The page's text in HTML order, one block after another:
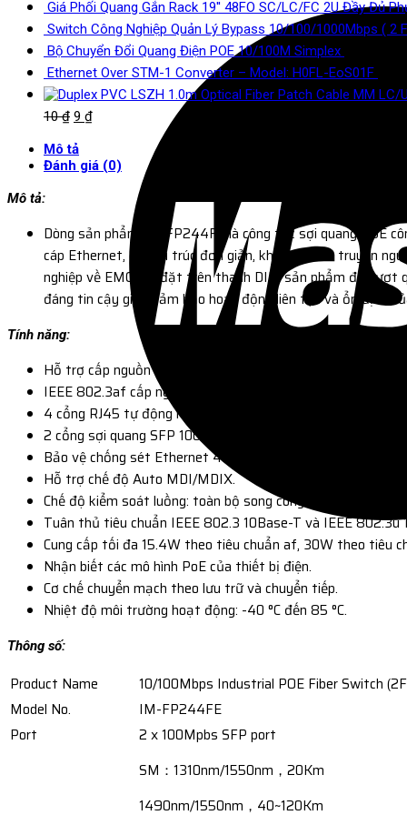
Giá Phối Quang Gắn Rack 19'' 48FO SC/LC/FC 2U Đầy Đủ
Switch Công Nghiệp Quản Lý Bypass 10/100/1000Mbps ( 2
Bộ Chuyển Đổi Quang Điện POE 10/100M Simplex
Ethernet Over STM-1 Converter – Model: H0FL-EoS01F
10₫ 9 ₫
Mô tả
Đánh giá (0)
Mô tả:
Dòng sản phẩm IM-FP244FE là công tắc sợi quang POE
cáp Ethernet, có cấu trúc đơn giản, khoảng cách truyền
nghiệp về EMC. Cài đặt trên thanh DIN, sản phẩm đã vượt
đáng tin cậy giúp đảm bảo hoạt động liên tục và ổn định
Tính năng:
Hỗ trợ cấp nguồn cho camera IP POE thông qua điểm truy
IEEE 802.3af cấp nguồn cho 1 ~ 2 cổng RJ45.
4 cổng RJ45 tự động nhận biết tốc độ 10/100Mbps.
2 cổng sợi quang SFP 1000Mbps.
Bảo vệ chống sét Ethernet 4KV, thích ứng với môi trường
Hỗ trợ chế độ Auto MDI/MDIX.
Chế độ kiểm soát luồng: toàn bộ song công với tiêu chuẩn
Tuân thủ tiêu chuẩn IEEE 802.3 10Base-T và IEEE 802.3u
Cung cấp tối đa 15.4W theo tiêu chuẩn af, 30W theo tiêu
Nhận biết các mô hình PoE của thiết bị điện.
Cơ chế chuyển mạch theo lưu trữ và chuyển tiếp.
Nhiệt độ môi trường hoạt động: -40 °C đến 85 °C.
Thông số:
Product Name
10/100Mbps Industrial POE Fiber Switch
Model No.
IM-FP244FE
Port
2 x 100Mpbs SFP port
SM：1310nm/1550nm，20Km
1490nm/1550nm，40~120Km